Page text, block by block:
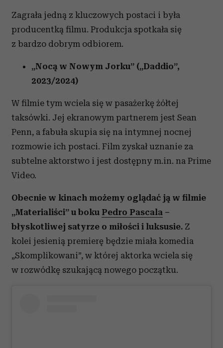
Zagrała jedną z kluczowych postaci i była
producentką filmu. Produkcja spotkała się
z bardzo dobrym odbiorem.
„Nocą w Nowym Jorku” („Daddio”,
2023/2024)
W filmie tym wciela się w pasażerkę żółtej
taksówki. Jej ekranowym partnerem jest Sean
Penn, a fabuła skupia się na intymnej nocnej
rozmowie ich postaci. Film zyskał uznanie za
subtelne aktorstwo i jest dostępny m.in. na Prime
Video.
Obecnie w kinach możemy oglądać ją w filmie
„Materialiści” u boku Pedro Pascala –
błyskotliwej satyrze o miłości i luksusie. Z
kolei jesienią premierę będzie miała komedia
„Skomplikowani”, w której aktorka wciela się
w rozwódkę szukającą nowego początku.